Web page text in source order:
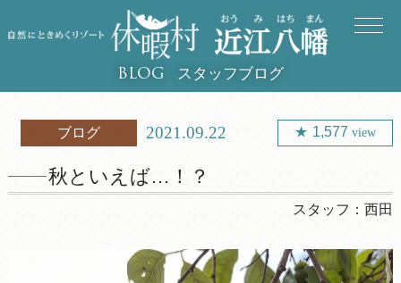
BLOG スタッフブログ
ブログ 2021.09.22 1,577view
秋といえば…！？
スタッフ：西田